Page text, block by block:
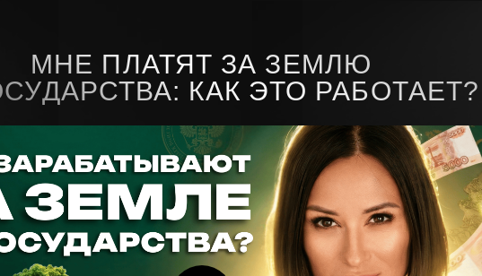
МНЕ ПЛАТЯТ ЗА ЗЕМЛЮ
КАК ЭТО РАБОТАЕТ?